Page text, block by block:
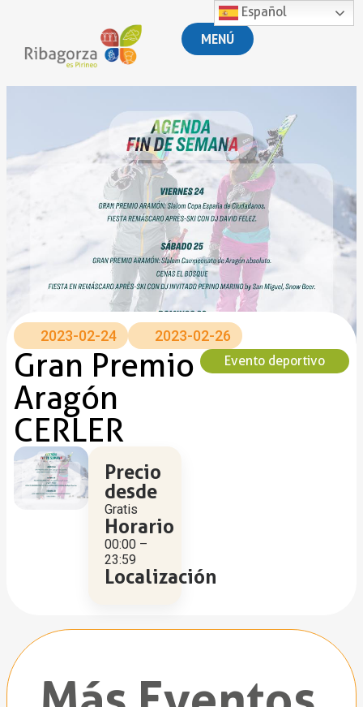
MENÚ
2023-02-24 2023-02-26
Gran Premio
Aragón
CERLER
Evento deportivo
Precio
desde
Gratis
Horario
00:00 –
23:59
Localización
Español